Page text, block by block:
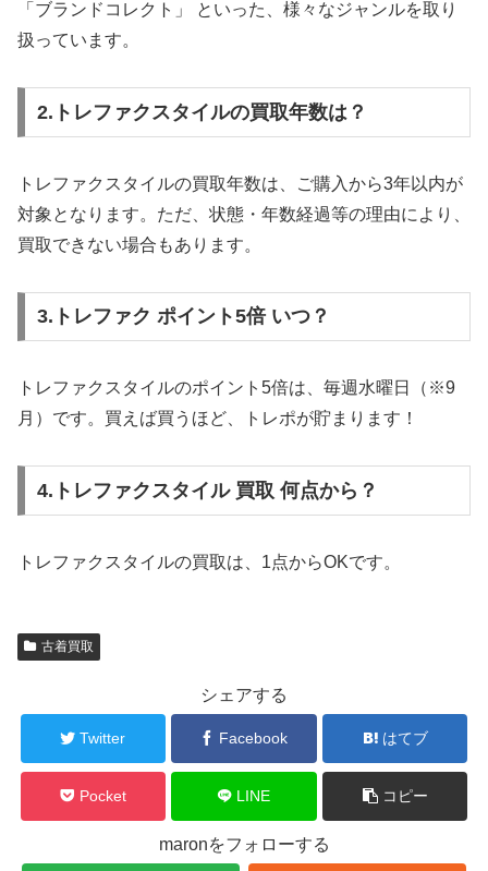
「ブランドコレクト」 といった、様々なジャンルを取り
扱っています。
2.トレファクスタイルの買取年数は？
トレファクスタイルの買取年数は、ご購入から3年以内が
対象となります。ただ、状態・年数経過等の理由により、
買取できない場合もあります。
3.トレファク ポイント5倍 いつ？
トレファクスタイルのポイント5倍は、毎週水曜日（※9
月）です。買えば買うほど、トレポが貯まります！
4.トレファクスタイル 買取 何点から？
トレファクスタイルの買取は、1点からOKです。
古着買取
シェアする
Twitter Facebook はてブ
Pocket LINE コピー
maronをフォローする